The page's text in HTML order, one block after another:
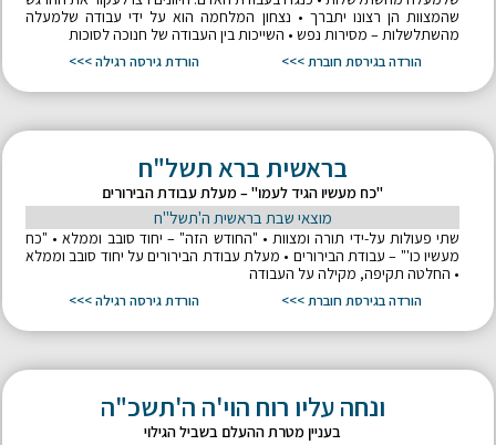
שהמצוות הן רצונו יתברך • נצחון המלחמה הוא על ידי עבודה שלמעלה
מהשתלשלות – מסירות נפש • השייכות בין העבודה של חנוכה לסוכות
הורדה בגירסת חוברת >>> הורדת גירסה רגילה >>>
בראשית ברא תשל"ח
"כח מעשיו הגיד לעמו" – מעלת עבודת הבירורים
מוצאי שבת בראשית ה'תשל"ח
שתי פעולות על-ידי תורה ומצוות • "החודש הזה" – יחוד סובב וממלא • "כח
מעשיו כו'" – עבודת הבירורים • מעלת עבודת הבירורים על יחוד סובב וממלא
• החלטה תקיפה, מקילה על העבודה
הורדה בגירסת חוברת >>> הורדת גירסה רגילה >>>
ונחה עליו רוח הוי'ה ה'תשכ"ה
בעניין מטרת ההעלם בשביל הגילוי